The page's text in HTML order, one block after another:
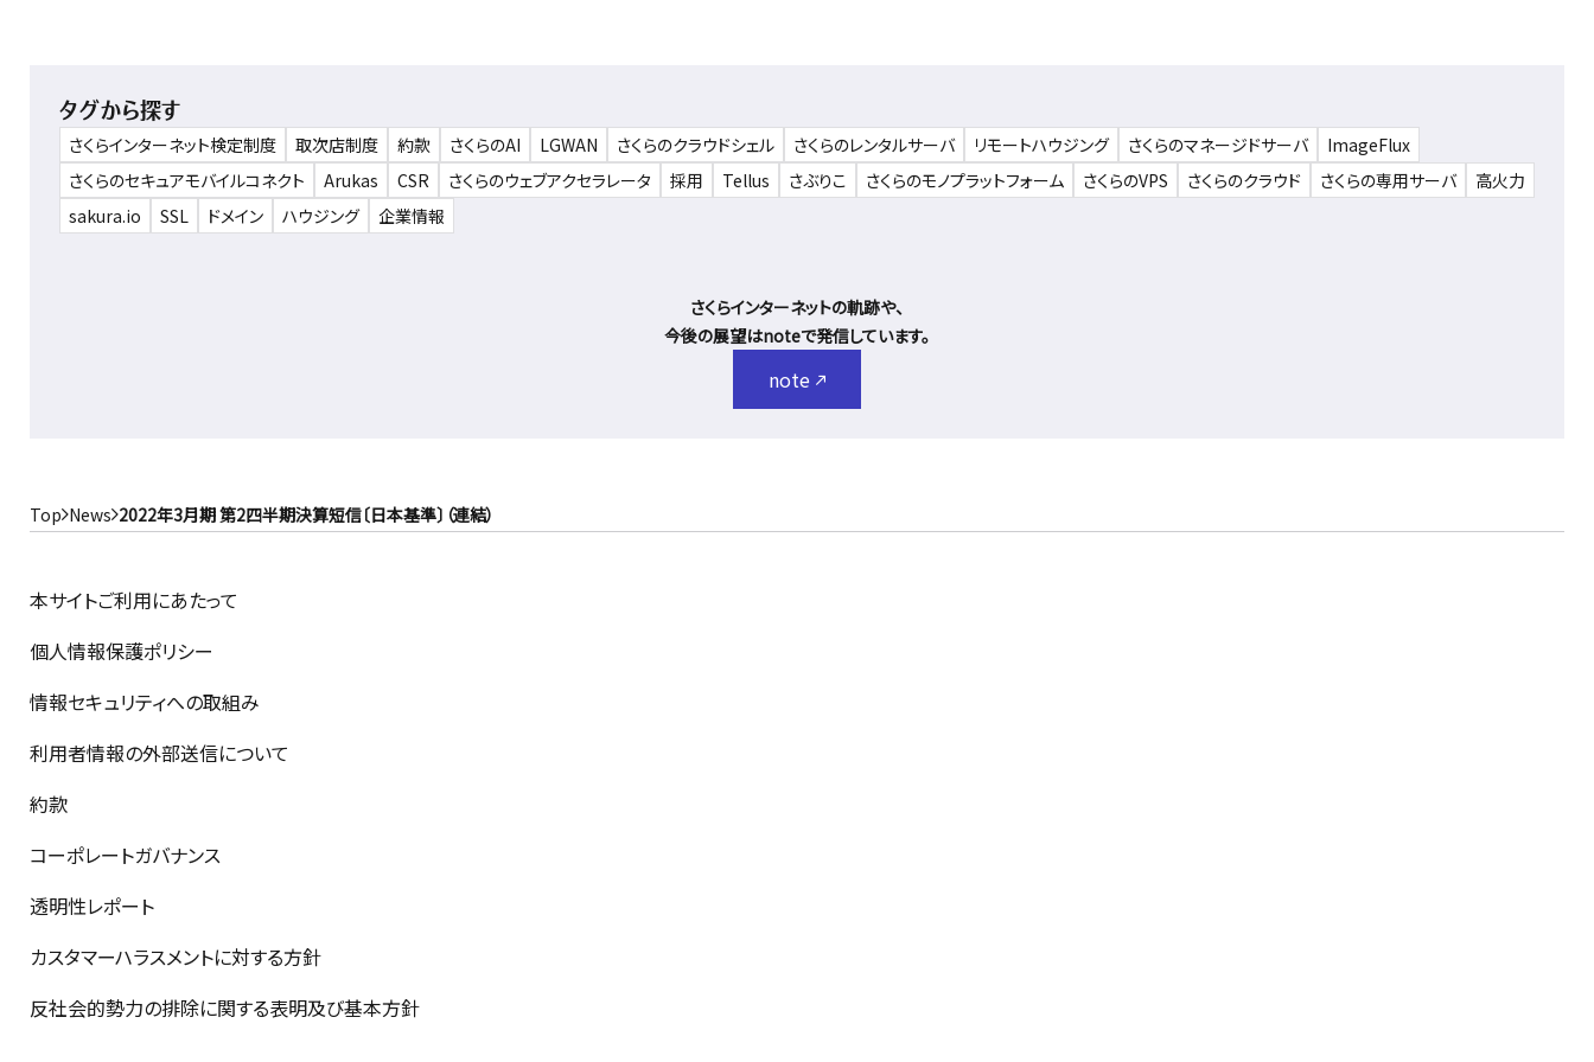
タグから探す
さくらインターネット検定制度 取次店制度 約款 さくらのAI LGWAN さくらのクラウドシェル さくらのレンタルサーバ リモートハウジング さくらのマネージドサーバ
ImageFlux
さくらのセキュアモバイルコネクト
Arukas CSR さくらのウェブアクセラレータ 採用 Tellus さぶりこ さくらのモノプラットフォーム さくらのVPS さくらのクラウド さくらの専用サーバ
高火力
sakura.io
SSL ドメイン ハウジング 企業情報
さくらインターネットの軌跡や、
今後の展望はnoteで発信しています。
note
Top News 2022年3月期 第2四半期決算短信〔日本基準〕（連結）
本サイトご利用にあたって
個人情報保護ポリシー
情報セキュリティへの取組み
利用者情報の外部送信について
約款
コーポレートガバナンス
透明性レポート
カスタマーハラスメントに対する方針
反社会的勢力の排除に関する表明及び基本方針